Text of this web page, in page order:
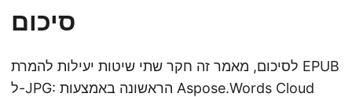
סיכום
לסיכום, מאמר זה חקר שתי שיטות יעילות להמרת EPUB
ל-JPG: הראשונה באמצעות Aspose.Words Cloud